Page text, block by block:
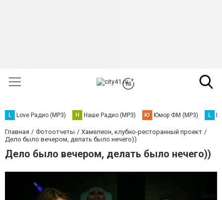
L Love Радио (MP3) Н Наше Радио (MP3) Ю Юмор ФМ (MP3) L
Главная Фотоотчеты
Хамелеон, клубно-ресторанный проект
Дело было вечером, делать было нечего))
Дело было вечером, делать было нечего))